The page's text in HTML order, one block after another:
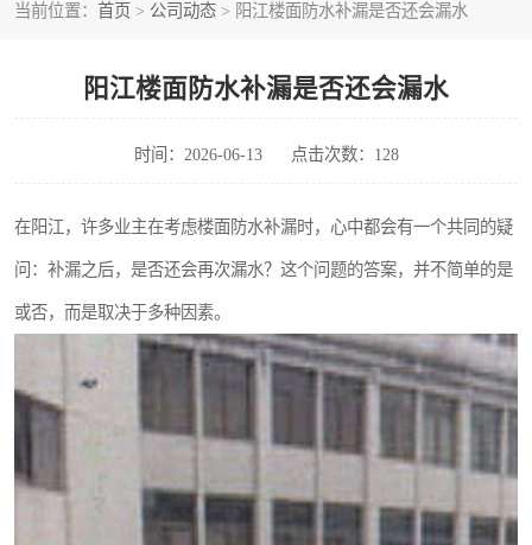
当前位置： 首页 > 公司动态 > 阳江楼面防水补漏是否还会漏水
阳江楼面防水补漏是否还会漏水
时间：2026-06-13 点击次数：128
在阳江，许多业主在考虑楼面防水补漏时，心中都会有一个共同的疑
问：补漏之后，是否还会再次漏水？这个问题的答案，并不简单的是
或否，而是取决于多种因素。